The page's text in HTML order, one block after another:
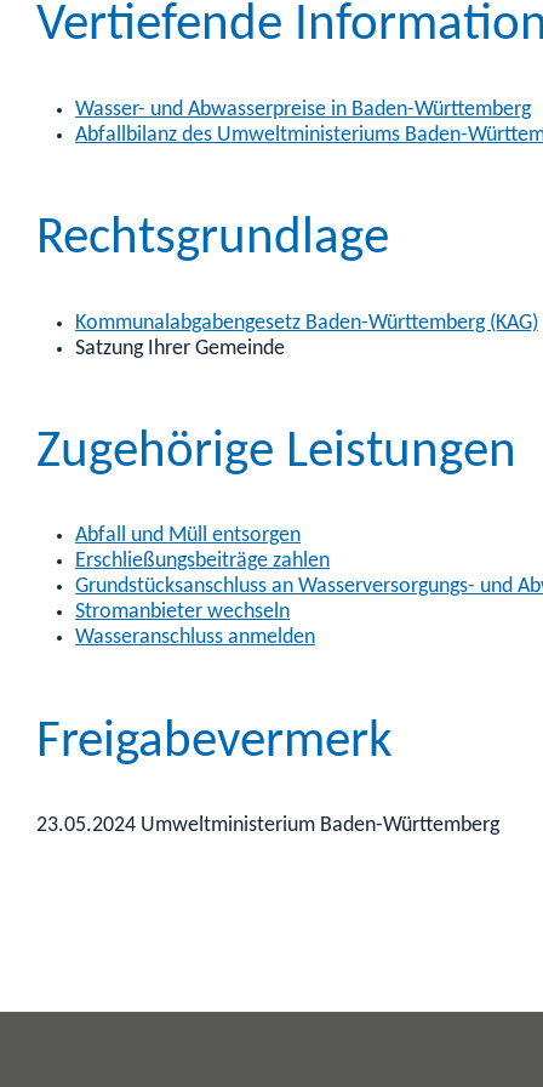
Vertiefende
Wasser- und Abwasserpreise in Baden-Württemberg
Abfallbilanz des Umweltministeriums Baden-
Rechtsgrundlage
Kommunalabgabengesetz Baden-Württemberg (KAG)
Satzung Ihrer Gemeinde
Zugehörige Leistungen
Abfall und Müll entsorgen
Erschließungsbeiträge zahlen
Grundstücksanschluss an Wasserversorgungs- und
Stromanbieter wechseln
Wasseranschluss anmelden
Freigabevermerk
23.05.2024 Umweltministerium Baden-Württemberg